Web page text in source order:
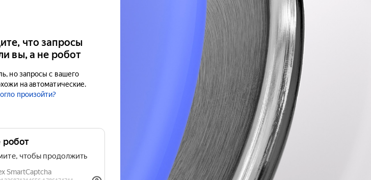
что запросы
вы, а не робот
но запросы с вашего
на автоматические.
произойти?